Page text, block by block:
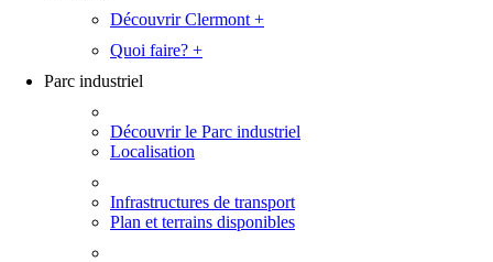
Découvrir Clermont +
Quoi faire? +
Parc industriel
Découvrir le Parc industriel
Localisation
Infrastructures de transport
Plan et terrains disponibles